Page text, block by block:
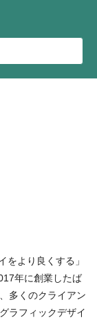
をより良くする」
年に創業したば
多くのクライアン
ラフィックデザイ